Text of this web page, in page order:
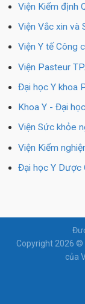
Viện Kiểm định
Viện Vắc xin và
Viện Y tế Công
Viện Pasteur
Đại học Y khoa
Khoa Y - Đại
Viện Sức khỏe
Viện Kiểm
Đại học Y Dược
Copyright 2026 ©
của